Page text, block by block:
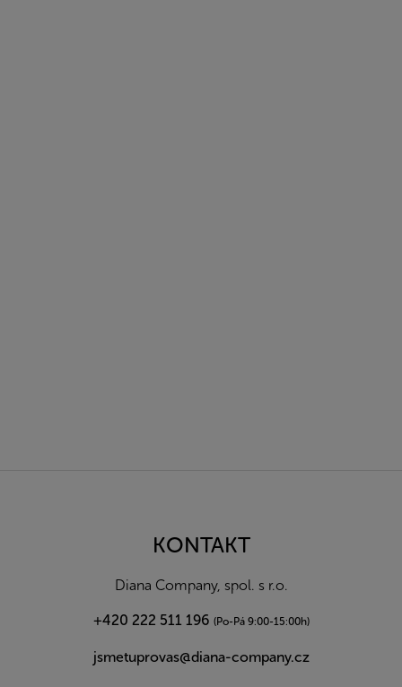
KONTAKT
Diana Company, spol. s r.o.
+420 222 511 196 (Po-Pá 9:00-15:00h)
jsmetuprovas@diana-company.cz